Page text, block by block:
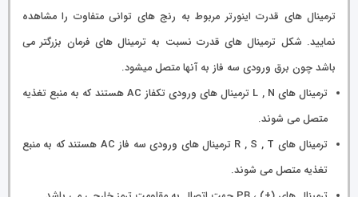
ترمینال های قدرت اینورتر مربوط به رنج های توانی متفاوت را مشاهده
نمایید. شکل ترمینال های قدرت نسبت به ترمینال های فرمان بزرگتر می
باشد چون برق ورودی سه فاز به آنها متصل میشود.
ترمینال های L , N ترمینال های ورودی تکفاز AC هستند که به منبع تغذیه
متصل می شوند.
ترمینال های R , S , T ترمینال های ورودی سه فاز AC هستند که به منبع
تغذیه متصل می شوند.